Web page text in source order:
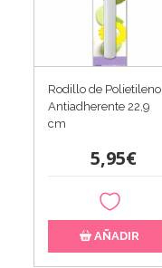
Rodillo de Polietileno
Antiadherente 22,9
cm
5,95€
AÑADIR